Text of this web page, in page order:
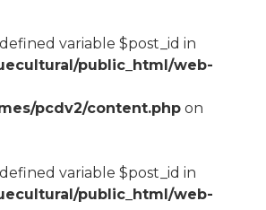
variable $post_id in
public_html/web-
pcdv2/content.phpon
variable $post_id in
public_html/web-